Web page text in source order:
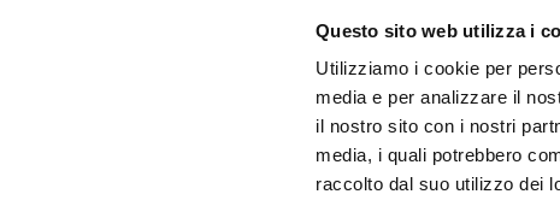
Questo sito web utilizza i
Utilizziamo i cookie per
media e per analizzare il
il nostro sito con i nostri
media, i quali potrebbero
raccolto dal suo utilizzo dei